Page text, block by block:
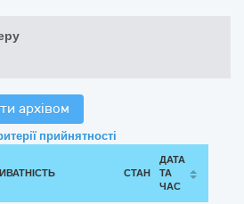
архівом
прийнятності
СТАН
ДАТА
ТА
ЧАС